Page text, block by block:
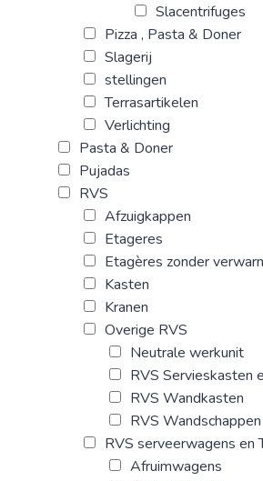
Slacentrifuges
Pizza , Pasta & Doner
Slagerij
stellingen
Terrasartikelen
Verlichting
Pasta & Doner
Pujadas
RVS
Afzuigkappen
Etageres
Etagères zonder
Kasten
Kranen
Overige RVS
Neutrale werkunit
RVS Servieskasten
RVS Wandkasten
RVS Wandschappen
RVS serveerwagens en
Afruimwagens